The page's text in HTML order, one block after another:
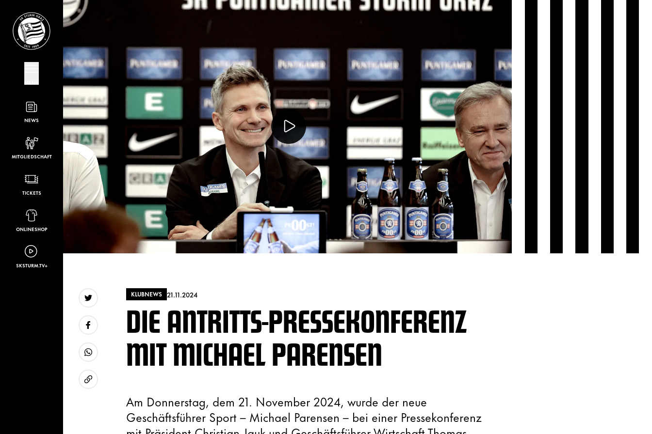
NEWS
MITGLIEDSCHAFT
TICKETS
ONLINESHOP
SKSTURM.TV+
KLUBNEWS 21.11.2024
DIE ANTRITTS-PRESSEKONFERENZ
MIT MICHAEL PARENSEN
Am Donnerstag, dem 21. November 2024, wurde der neue
Geschäftsführer Sport – Michael Parensen – bei einer Pressekonferenz